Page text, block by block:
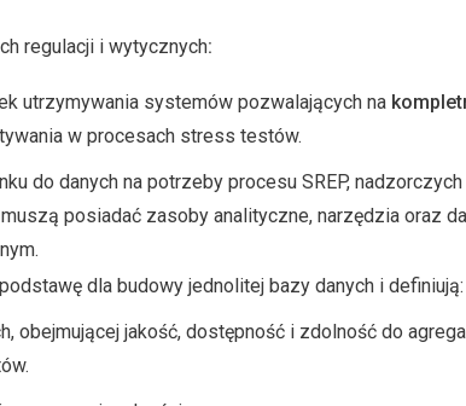
regulacji i wytycznych:
utrzymywania systemów pozwalających na
w procesach stress testów.
do danych na potrzeby procesu SREP,
posiadać zasoby analityczne, narzędzia oraz
dla budowy jednolitej bazy danych i definiują:
obejmującej jakość, dostępność i zdolność do